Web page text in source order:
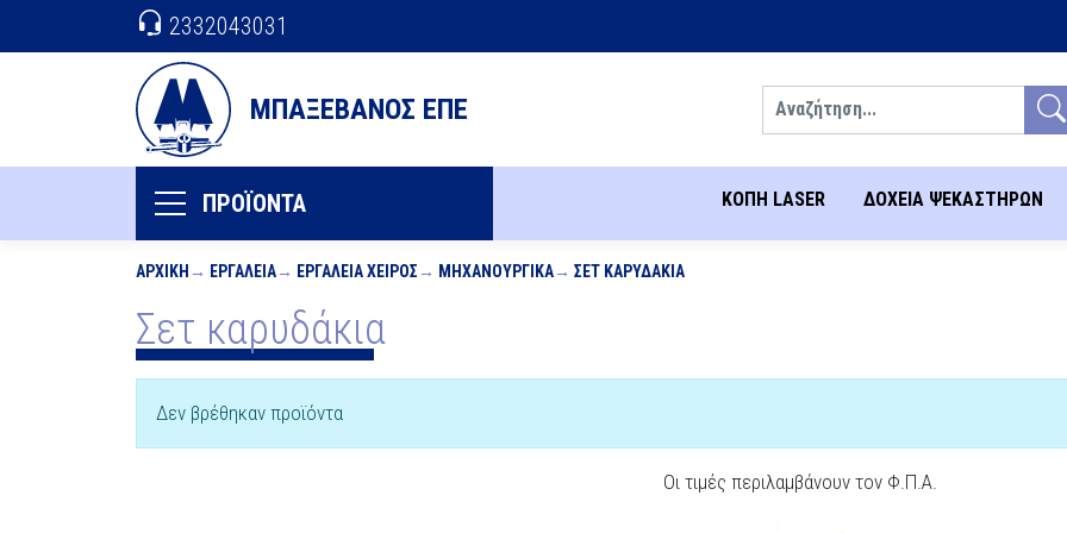
ΜΠΑΞΕΒΑΝΟΣ ΕΠΕ
2332043031
ΠΡΟΪΟΝΤΑ ΚΟΠΗ LASER ΔΟΧΕΙΑ ΨΕΚΑΣΤΗΡΩΝ
ΑΡΧΙΚΉ ΕΡΓΑΛΕΊΑ ΕΡΓΑΛΕΊΑ ΧΕΙΡΌΣ ΜΗΧΑΝΟΥΡΓΙΚΆ ΣΕΤ ΚΑΡΥΔΆΚΙΑ
Σετ καρυδάκια
Δεν βρέθηκαν προϊόντα
Οι τιμές περιλαμβάνουν τον Φ.Π.Α.